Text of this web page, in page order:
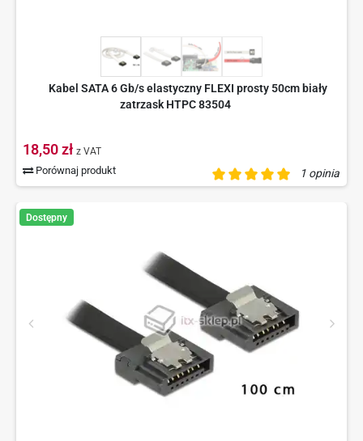
1 opinia
Kabel SATA 6 Gb/s elastyczny FLEXI prosty 50cm biały
zatrzask HTPC 83504
18,50 zł z VAT
Porównaj produkt
Dostępny